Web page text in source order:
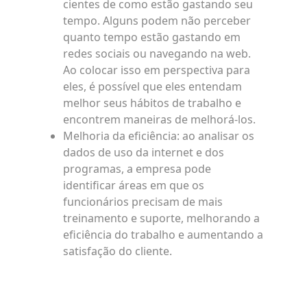
cientes de como estão gastando seu
tempo. Alguns podem não perceber
quanto tempo estão gastando em
redes sociais ou navegando na web.
Ao colocar isso em perspectiva para
eles, é possível que eles entendam
melhor seus hábitos de trabalho e
encontrem maneiras de melhorá-los.
Melhoria da eficiência: ao analisar os
dados de uso da internet e dos
programas, a empresa pode
identificar áreas em que os
funcionários precisam de mais
treinamento e suporte, melhorando a
eficiência do trabalho e aumentando a
satisfação do cliente.